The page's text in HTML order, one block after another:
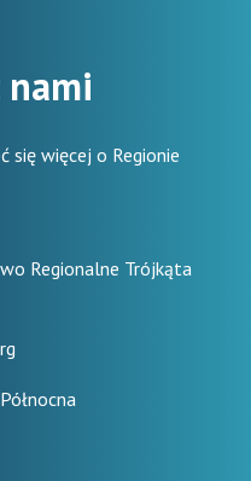
się więcej o Regionie
Regionalne Trójkąta